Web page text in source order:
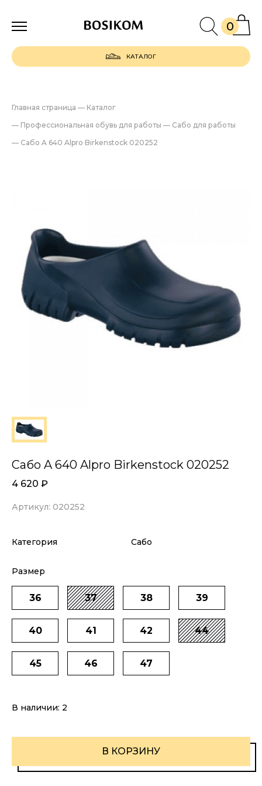
КАТАЛОГ
0
Главная страница — Каталог
— Профессиональная обувь для работы — Сабо для работы
— Сабо A 640 Alpro Birkenstock 020252
Сабо A 640 Alpro Birkenstock 020252
4 620 ₽
Артикул: 020252
Категория Сабо
Размер
36 37 38 39
40 41 42 44
45 46 47
В наличии: 2
В КОРЗИНУ